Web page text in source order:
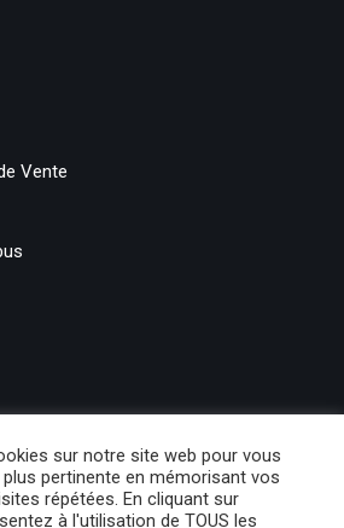
Vente
– 19h00
sur notre site web pour vous
pertinente en mémorisant vos
répétées. En cliquant sur
à l'utilisation de TOUS les